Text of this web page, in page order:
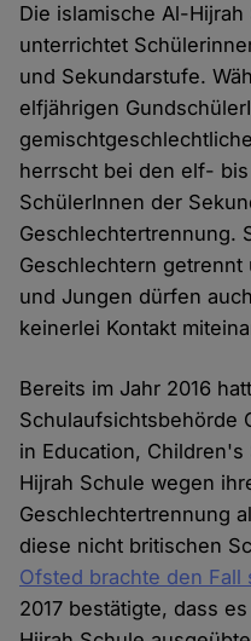
Die islamische Al-
unterrichtet
und Sekundarstufe.
elfjährigen
herrscht bei den elf-
SchülerInnen der
Geschlechtertrennung.
Geschlechtern
und Jungen dürfen
keinerlei Kontakt
Bereits im Jahr 2016
Schulaufsichtsbehörde
in Education,
Hijrah Schule wegen
Geschlechtertrennung
diese nicht britischen
Ofsted brachte den Fall
2017 bestätigte, dass